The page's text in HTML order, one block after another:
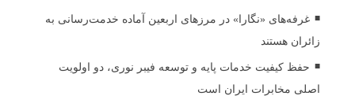
غرفه‌های «نگارا» در مرزهای اربعین آماده خدمت‌رسانی به
زائران هستند
حفظ کیفیت خدمات پایه و توسعه فیبر نوری، دو اولویت
اصلی مخابرات ایران است